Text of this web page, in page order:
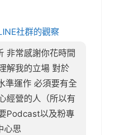
社群的觀察
非常感謝你花時間
解我的立場 對於
準運作 必須要有全
經營的人（所以有
Podcast以及粉專
心思